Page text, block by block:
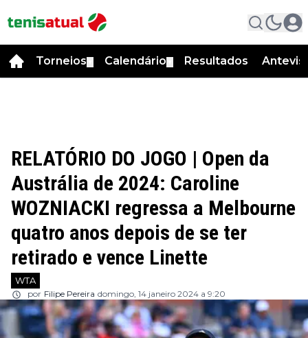
Torneios Calendário Resultados
RELATÓRIO DO JOGO | Open da
Austrália de 2024: Caroline
WOZNIACKI regressa a Melbourne
quatro anos depois de se ter
retirado e vence Linette
WTA
por Filipe Pereira domingo, 14 janeiro 2024 a 9:20